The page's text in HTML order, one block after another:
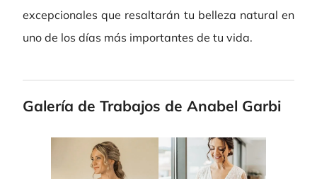
excepcionales que resaltarán tu belleza natural en
uno de los días más importantes de tu vida.
Galería de Trabajos de Anabel Garbi